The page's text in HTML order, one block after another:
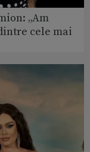
„Am
cele mai